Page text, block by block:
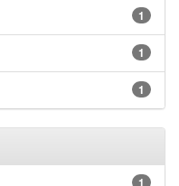
1
1
1
1